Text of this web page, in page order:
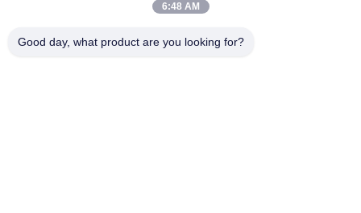
τριγωνικός πύργος κεραίας
6:48 AM
Good day, what product are you looking for?